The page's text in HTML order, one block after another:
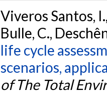
Viveros Santos,
Bulle, C.,
life cycle
scenarios,
of The Total